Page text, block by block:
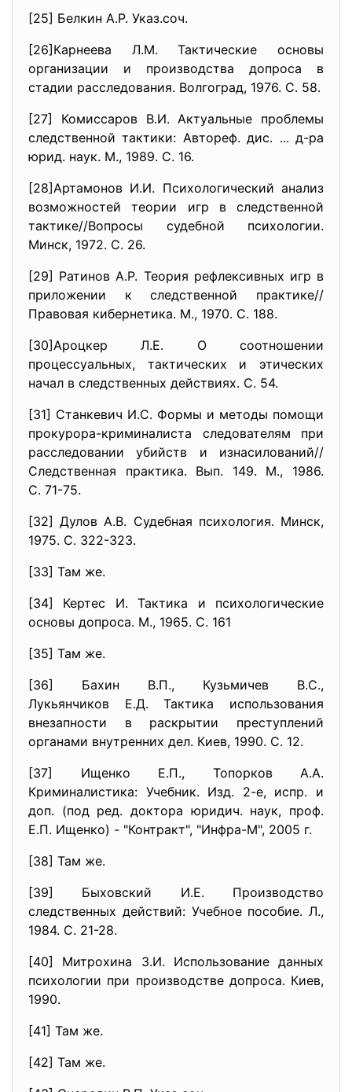
[25] Белкин А.Р. Указ.соч.
[26]Карнеева Л.М. Тактические основы
организации и производства допроса в
стадии расследования. Волгоград, 1976. С. 58.
[27] Комиссаров В.И.Актуальные проблемы
следственной тактики: Автореф. дис. ... д-ра
юрид. наук. М., 1989. С. 16.
[28]Артамонов И.И. Психологический анализ
возможностей теории игр в следственной
тактике//Вопросы судебной психологии.
Минск, 1972. С. 26.
[29] Ратинов А.Р. Теория рефлексивных игр в
приложении к следственной практике//
Правовая кибернетика. М., 1970. С. 188.
[30]Ароцкер Л.Е. О соотношении
процессуальных, тактических и этических
начал в следственных действиях. С. 54.
[31] Станкевич И.С. Формы и методы помощи
прокурора-криминалиста следователям при
расследовании убийств и изнасилований//
Следственная практика. Вып. 149. М., 1986.
С. 71-75.
[32] Дулов А.В. Судебная психология. Минск,
1975. С. 322-323.
[33] Там же.
[34] Кертес И. Тактика и психологические
основы допроса. М., 1965. С. 161
[35] Там же.
[36] Бахин В.П., Кузьмичев В.С.,
Лукьянчиков Е.Д. Тактика использования
внезапности в раскрытии преступлений
органами внутренних дел. Киев, 1990. С. 12.
[37] Ищенко Е.П., Топорков А.А.
Криминалистика: Учебник. Изд. 2-е, испр. и
доп. (под ред. доктора юридич. наук, проф.
Е.П. Ищенко) - "Контракт", "Инфра-М", 2005 г.
[38] Там же.
[39] Быховский И.Е. Производство
следственных действий: Учебное пособие. Л.,
1984. С. 21-28.
[40] Митрохина З.И. Использование данных
психологии при производстве допроса. Киев,
1990.
[41] Там же.
[42] Там же.